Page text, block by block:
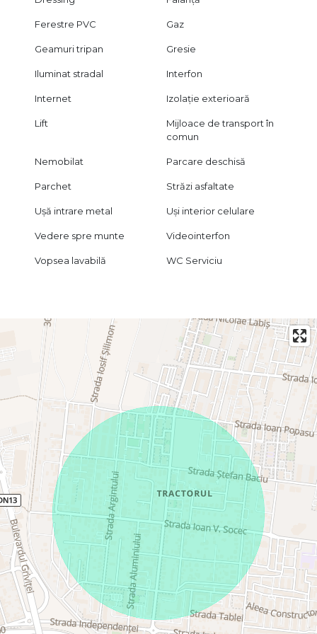
Ferestre PVC Gaz
Geamuri tripan Gresie
Iluminat stradal Interfon
Internet Izolație exterioară
Lift
Mijloace de transport în
comun
Nemobilat Parcare deschisă
Parchet Străzi asfaltate
Ușă intrare metal Uși interior celulare
Vedere spre munte Videointerfon
Vopsea lavabilă WC Serviciu